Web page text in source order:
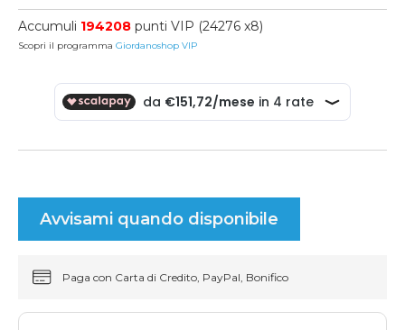
Accumuli 194208 punti VIP (24276 x8)
Scopri il programma Giordanoshop VIP
Avvisami quando disponibile
Paga con Carta di Credito, PayPal, Bonifico